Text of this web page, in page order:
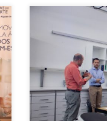
No passado dia 28 de
(UPE), Professora
Professor Jose Roberto
com a qual mantém já
comitiva foi recebida